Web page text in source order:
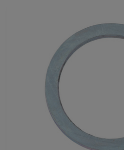
Diámetro exterior
Otro estándar
Código del sistema armonizado
Peso del producto (por artículo)